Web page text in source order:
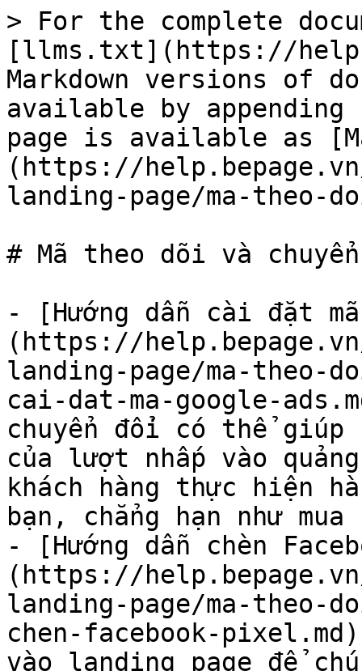
> For the complete
[llms.txt](https://
Markdown versions of
available by
page is available as
(https://
landing-page/ma-theo-
# Mã theo dõi và
- [Hướng dẫn cài đặt
(https://
landing-page/ma-theo-
cai-dat-ma-google-
chuyển đổi có thể giúp
của lượt nhấp vào
khách hàng thực hiện
bạn, chẳng hạn như mua
- [Hướng dẫn chèn
(https://
landing-page/ma-theo-
chen-facebook-
vào landing page để